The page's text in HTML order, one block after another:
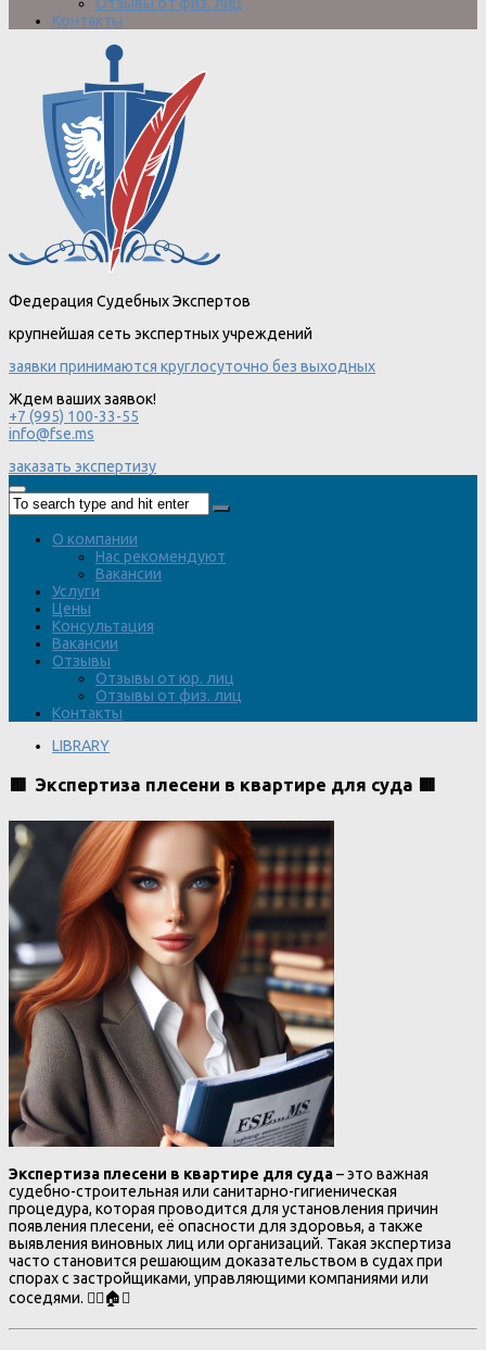
Отзывы от физ. лиц
Контакты
Федерация Судебных Экспертов
крупнейшая сеть экспертных учреждений
заявки принимаются круглосуточно без выходных
Ждем ваших заявок!
+7 (995) 100-33-55
info@fse.ms
заказать экспертизу
О компании
Нас рекомендуют
Вакансии
Услуги
Цены
Консультация
Вакансии
Отзывы
Отзывы от юр. лиц
Отзывы от физ. лиц
Контакты
LIBRARY
🟥 Экспертиза плесени в квартире для суда 🟥
Экспертиза плесени в квартире для суда– это важная
судебно-строительная или санитарно-гигиеническая
процедура, которая проводится для установления причин
появления плесени, её опасности для здоровья, а также
выявления виновных лиц или организаций. Такая экспертиза
часто становится решающим доказательством в судах при
спорах с застройщиками, управляющими компаниями или
соседями. 🧑‍⚖️🏠⚖️